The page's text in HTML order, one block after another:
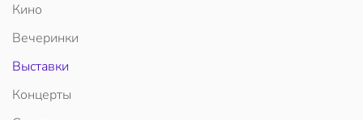
Кино
Вечеринки
Выставки
Концерты